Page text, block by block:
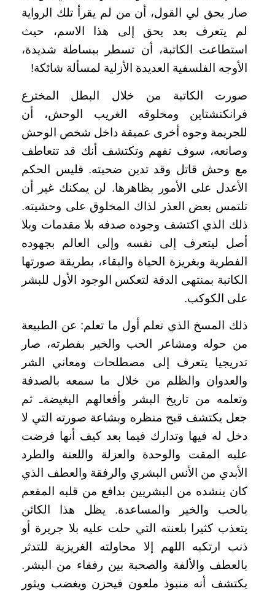
صار يحق لي القول، أن من لم يقرأ تلك الرواية
لم يتعرف بعد بحق إلى هذا الاسم، حيث
استطاعت الكاتبة، أن تسطر ببساطة شديدة،
الأوجه الفلسفية العديدة الأزلية لمسألة شائكة!
صورت الكاتبة من خلال البطل المخترع
فرانكنشتاين ومخلوقه الغريب الوحش، أن
للجريمة وجوه أخرى عميقة داخل شخص الوحش
وصانعه، سوف تفهم وتكتشف أنك قد تتعاطف
مع وحش قاتل وقد تدين ضحيته. فليس الحكم
الأعدل على الأمور بظاهرها. لن يمكنك غير أن
تلتمس بعض العذر لذاك المخلوق على وحشيته.
ذلك الذي اكتشف وجوده صدفه بلا مقدمات وبلا
أصل ليتعرف إلى نفسه وإلى العالم بجهوده
الفطرية وبغريزة الحياة والبقاء، بطريقة صورتها
الكاتبة بمنتهى الدقة لتعكس الوجود الأول للبشر
على الكوكب.
ذلك المسخ الذي تعلم أول ما تعلم: عن الطبيعة
من حوله ومشاعر الحب والخير بفطرته، صار
تدريجيا يتعرف إلى مصطلحات ومعاني الشر
والعدوان والظلم من خلال ما سمعه بالصدفة
وتعلمه من تاريخ البشر وأفعالهم البغيضةـ ثم
جعل يكتشف قبح منظره وبشاعة صورته التي لا
دخل له فيها وتدارك فيما بعد كيف أنها فرضت
عليه المقت والوحدة والعزلة واللعنة والطرد
الأبدي من الأنس البشري والرفقة والعطف الذي
كان ينشده من البشريين بدافع من قلبه المفعم
بالحب والخير والمساعدة. يظل هذا الكائن
يتعذب كثيرا بلعنته التي حلت عليه بلا جريرة أو
ذنب ارتكبه اللهم إلا محاولته الغريزية للتدثر
بالعطف والألفة والصحبة بين رفقاء من البشر.
يكتشف أنه منبوذ ملعون فيحزن ويغضب ويثور